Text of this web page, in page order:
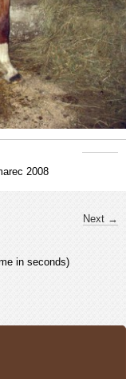
2008
Next →
in seconds)